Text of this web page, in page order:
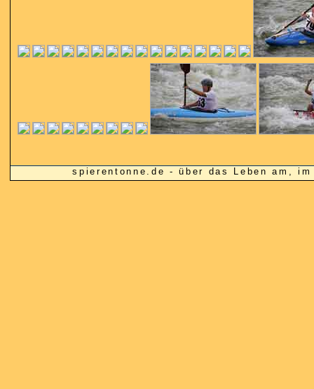
spierentonne.de - über das Leben am,